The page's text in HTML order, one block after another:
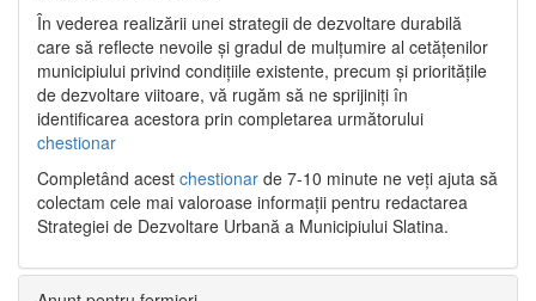
În vederea realizării unei strategii de dezvoltare durabilă
care să reflecte nevoile și gradul de mulțumire al cetățenilor
municipiului privind condițiile existente, precum și prioritățile
de dezvoltare viitoare, vă rugăm să ne sprijiniți în
identificarea acestora prin completarea următorului
chestionar
Completând acest chestionar de 7-10 minute ne veți ajuta să
colectam cele mai valoroase informații pentru redactarea
Strategiei de Dezvoltare Urbană a Municipiului Slatina.